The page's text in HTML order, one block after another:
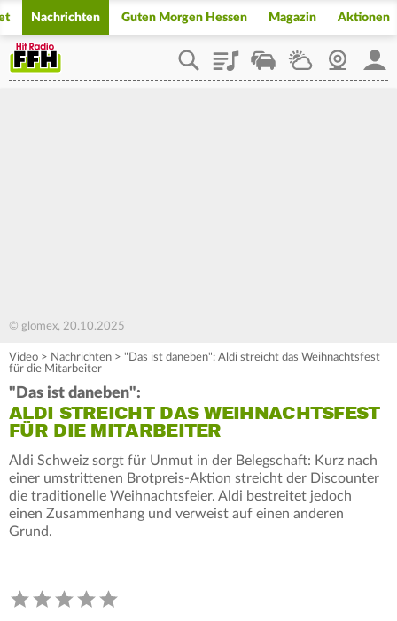
Nachrichten Guten Morgen Hessen Magazin Aktionen
PlaylistStaupilotWetterWebcam
© glomex, 20.10.2025
Video > Nachrichten > "Das ist daneben": Aldi streicht das Weihnachtsfest
für die Mitarbeiter
"Das ist daneben":
ALDI STREICHT DAS WEIHNACHTSFEST
FÜR DIE MITARBEITER
Aldi Schweiz sorgt für Unmut in der Belegschaft: Kurz nach
einer umstrittenen Brotpreis-Aktion streicht der Discounter
die traditionelle Weihnachtsfeier. Aldi bestreitet jedoch
einen Zusammenhang und verweist auf einen anderen
Grund.